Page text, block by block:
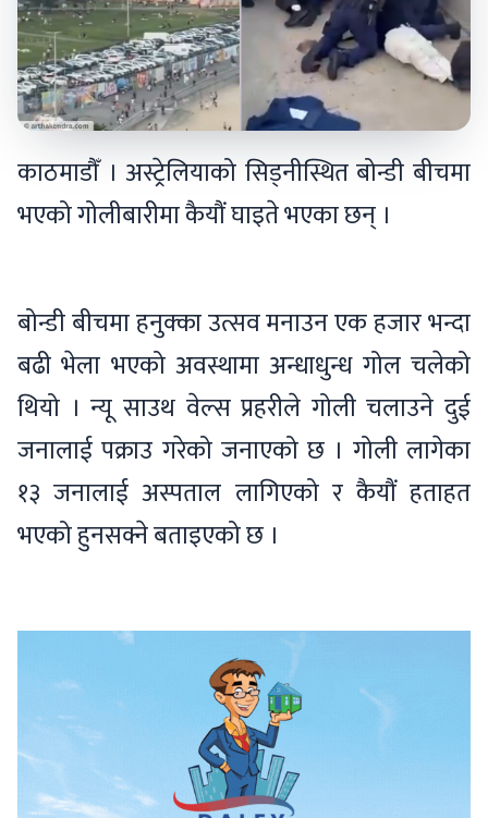
काठमाडौँ । अस्ट्रेलियाको सिड्नीस्थित बोन्डी बीचमा
भएको गोलीबारीमा कैयौं घाइते भएका छन् ।
बोन्डी बीचमा हनुक्का उत्सव मनाउन एक हजार भन्दा
बढी भेला भएको अवस्थामा अन्धाधुन्ध गोल चलेको
थियो । न्यू साउथ वेल्स प्रहरीले गोली चलाउने दुई
जनालाई पक्राउ गरेको जनाएको छ । गोली लागेका
१३ जनालाई अस्पताल लागिएको र कैयौं हताहत
भएको हुनसक्ने बताइएको छ ।